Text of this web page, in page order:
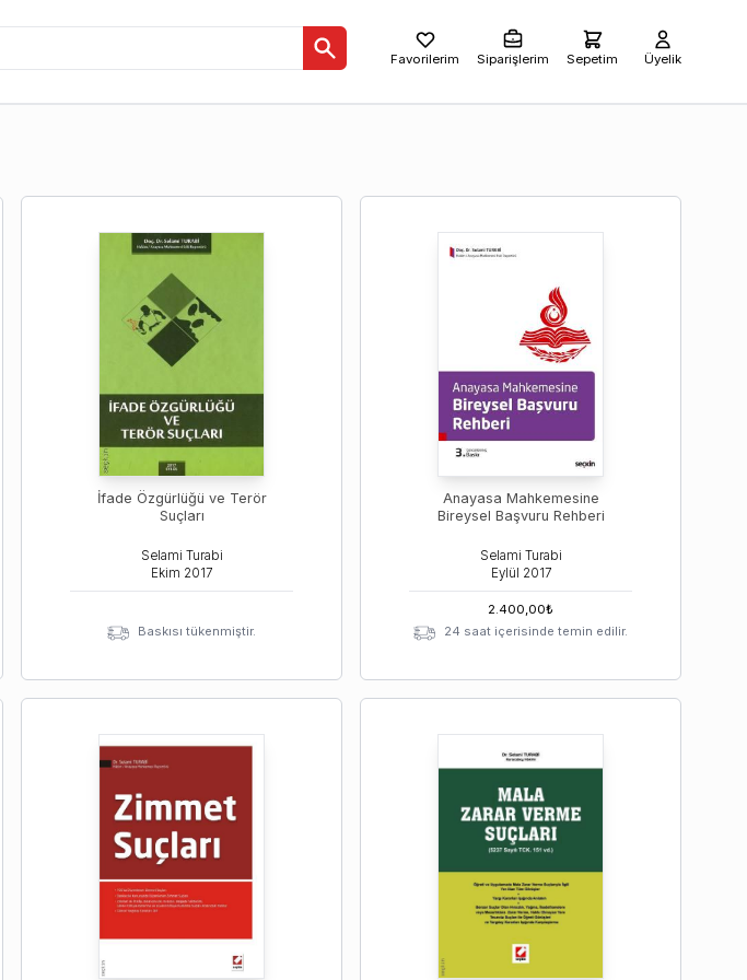
Favorilerim Siparişlerim Sepetim Üyelik
İfade Özgürlüğü ve Terör
Suçları
Selami Turabi
Ekim 2017
Baskısı tükenmiştir.
Anayasa Mahkemesine
Bireysel Başvuru Rehberi
Selami Turabi
Eylül 2017
2.400,00₺
24 saat içerisinde temin edilir.